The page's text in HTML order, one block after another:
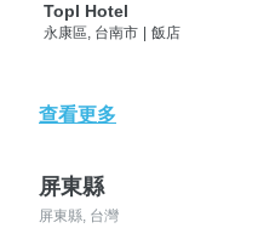
Topl Hotel
永康區, 台南市 | 飯店
查看更多
屏東縣
屏東縣, 台灣